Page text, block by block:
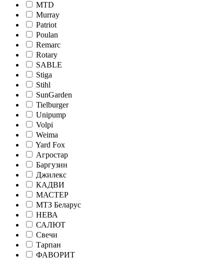
MTD
Murray
Patriot
Poulan
Remarc
Rotary
SABLE
Stiga
Stihl
SunGarden
Tielburger
Unipump
Volpi
Weima
Yard Fox
Агростар
Баргузин
Джилекс
КАДВИ
МАСТЕР
МТЗ Беларус
НЕВА
САЛЮТ
Свечи
Тарпан
ФАВОРИТ